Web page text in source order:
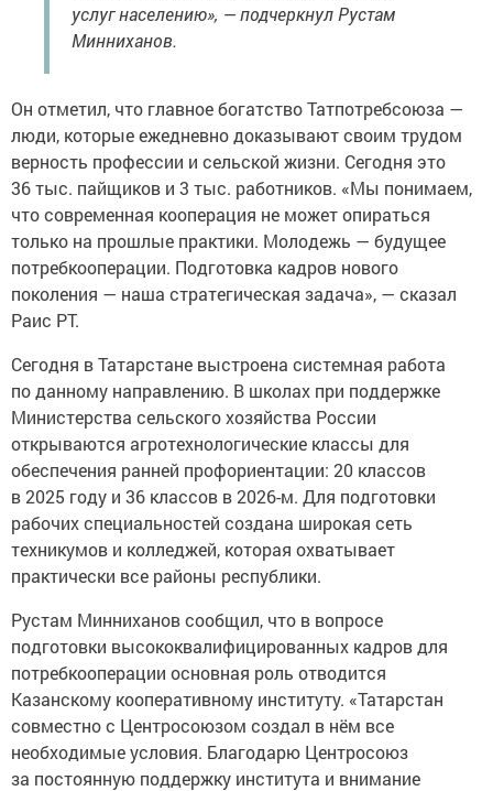
услуг населению», — подчеркнул Рустам
Минниханов.
Он отметил, что главное богатство Татпотребсоюза —
люди, которые ежедневно доказывают своим трудом
верность профессии и сельской жизни. Сегодня это
36 тыс. пайщиков и 3 тыс. работников. «Мы понимаем,
что современная кооперация не может опираться
только на прошлые практики. Молодежь — будущее
потребкооперации. Подготовка кадров нового
поколения — наша стратегическая задача», — сказал
Раис РТ.
Сегодня в Татарстане выстроена системная работа
по данному направлению. В школах при поддержке
Министерства сельского хозяйства России
открываются агротехнологические классы для
обеспечения ранней профориентации: 20 классов
в 2025 году и 36 классов в 2026-м. Для подготовки
рабочих специальностей создана широкая сеть
техникумов и колледжей, которая охватывает
практически все районы республики.
Рустам Минниханов сообщил, что в вопросе
подготовки высококвалифицированных кадров для
потребкооперации основная роль отводится
Казанскому кооперативному институту. «Татарстан
совместно с Центросоюзом создал в нём все
необходимые условия. Благодарю Центросоюз
за постоянную поддержку института и внимание